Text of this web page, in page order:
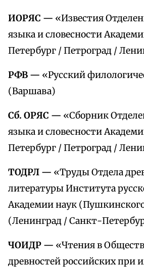
ИОРЯС — «Известия
языка и словесности
Петербург / Петроград /
РФВ — «Русский
(Варшава)
Сб. ОРЯС — «Сборник
языка и словесности
Петербург / Петроград /
ТОДРЛ — «Труды Отдела
литературы Института
Академии наук
(Ленинград / Санкт-
ЧОИДР — «Чтения в
древностей российских при